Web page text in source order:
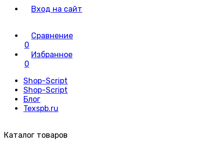
Вход на сайт
Сравнение
0
Избранное
0
Shop-Script
Shop-Script
Блог
Texspb.ru
Каталог товаров